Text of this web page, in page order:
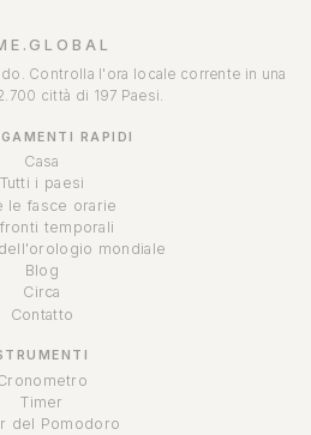
Controlla l'ora locale corrente in una
città di 197 Paesi.
RAPIDI
Casa
Tutti i paesi
le fasce orarie
temporali
mondiale
Blog
Circa
Contatto
Timer
del Pomodoro